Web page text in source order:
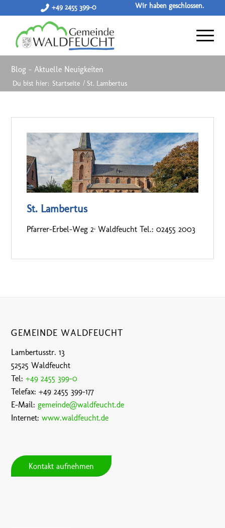
+49 2455 399-0 Wir haben geschlossen.
Blog - Aktuelle Neuigkeiten
Du bist hier: Startseite / St. Lambertus
St. Lambertus
Pfarrer-Erbel-Weg 2· Waldfeucht Tel.: 02455 2003
GEMEINDE WALDFEUCHT
Lambertusstr. 13
52525 Waldfeucht
Tel:+49 2455 399-0
Telefax: +49 2455 399-177
E-Mail: gemeinde@waldfeucht.de
Internet:www.waldfeucht.de
Kontakt aufnehmen